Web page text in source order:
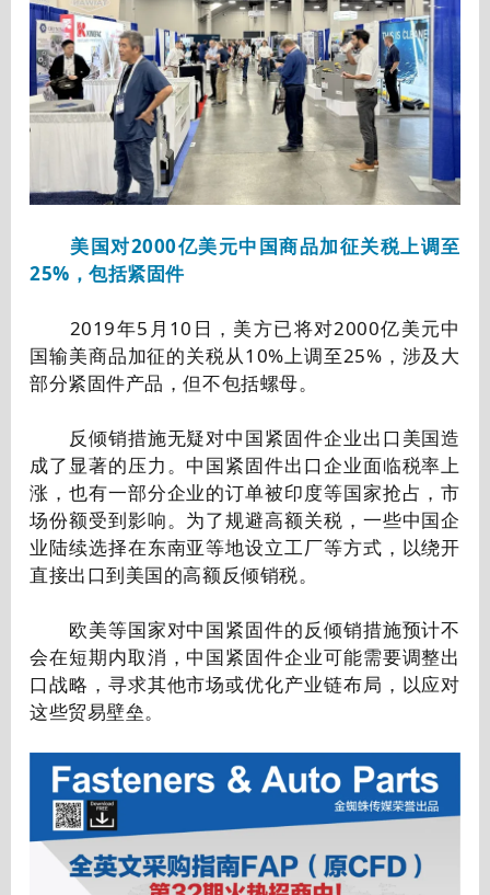
美国对2000亿美元中国商品加征关税上调至
25%，包括紧固件
2019年5月10日，美方已将对2000亿美元中
国输美商品加征的关税从10%上调至25%，涉及大
部分紧固件产品，但不包括螺母。
反倾销措施无疑对中国紧固件企业出口美国造
成了显著的压力。中国紧固件出口企业面临税率上
涨，也有一部分企业的订单被印度等国家抢占，市
场份额受到影响。为了规避高额关税，一些中国企
业陆续选择在东南亚等地设立工厂等方式，以绕开
直接出口到美国的高额反倾销税。
欧美等国家对中国紧固件的反倾销措施预计不
会在短期内取消，中国紧固件企业可能需要调整出
口战略，寻求其他市场或优化产业链布局，以应对
这些贸易壁垒。